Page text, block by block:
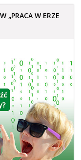
„PRACA W ERZE